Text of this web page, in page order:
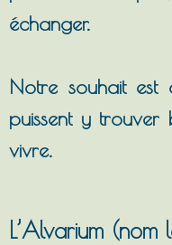
échanger.
Notre souhait est
puissent y trouver
vivre.
L’Alvarium